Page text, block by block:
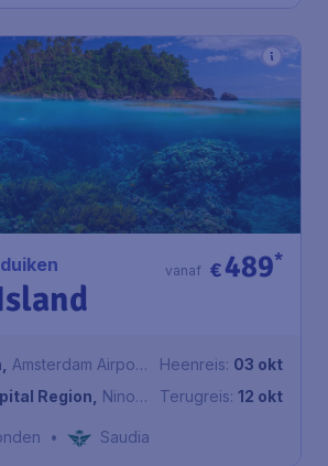
€489*
vanaf
Amsterdam Airport
Region
Ninoy
Heenreis: 03 okt
Terugreis: 12 okt
• Saudia